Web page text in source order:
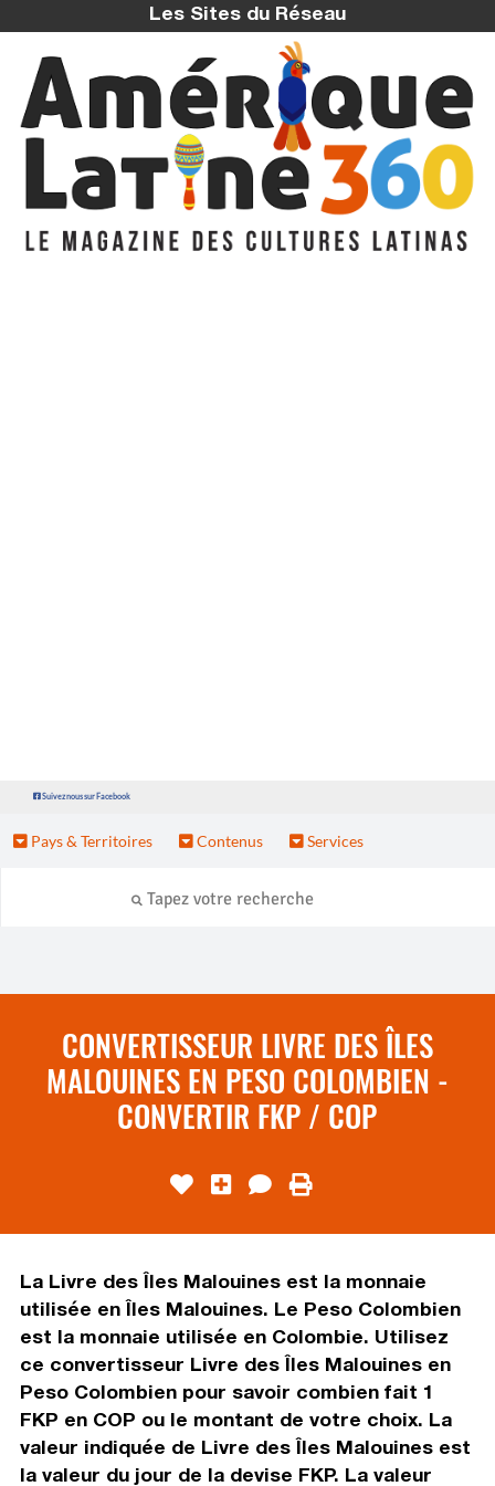
Les Sites du Réseau
Suivez nous sur Facebook
Pays & Territoires Contenus Services
CONVERTISSEUR LIVRE DES ÎLES
MALOUINES EN PESO COLOMBIEN -
CONVERTIR FKP / COP
La Livre des Îles Malouines est la monnaie
utilisée en Îles Malouines. Le Peso Colombien
est la monnaie utilisée en Colombie. Utilisez
ce convertisseur Livre des Îles Malouines en
Peso Colombien pour savoir combien fait 1
FKP en COP ou le montant de votre choix. La
valeur indiquée de Livre des Îles Malouines est
la valeur du jour de la devise FKP. La valeur